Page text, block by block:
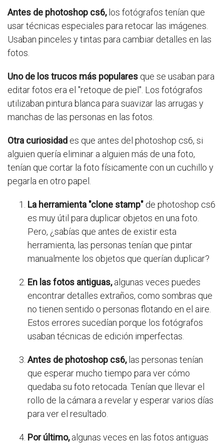
Antes de photoshop cs6,los fotógrafos tenían que
usar técnicas especiales para retocar las imágenes.
Usaban pinceles y tintas para cambiar detalles en las
fotos.
Uno de los trucos más populares que se usaban para
editar fotos era el "retoque de piel". Los fotógrafos
utilizaban pintura blanca para suavizar las arrugas y
manchas de las personas en las fotos.
Otra curiosidad es que antes del photoshop cs6, si
alguien quería eliminar a alguien más de una foto,
tenían que cortar la foto físicamente con un cuchillo y
pegarla en otro papel.
La herramienta "clone stamp" de photoshop cs6
es muy útil para duplicar objetos en una foto.
Pero, ¿sabías que antes de existir esta
herramienta, las personas tenían que pintar
manualmente los objetos que querían duplicar?
En las fotos antiguas,algunas veces puedes
encontrar detalles extraños, como sombras que
no tienen sentido o personas flotando en el aire.
Estos errores sucedían porque los fotógrafos
usaban técnicas de edición imperfectas.
Antes de photoshop cs6,las personas tenían
que esperar mucho tiempo para ver cómo
quedaba su foto retocada. Tenían que llevar el
rollo de la cámara a revelar y esperar varios días
para ver el resultado.
Por último,algunas veces en las fotos antiguas